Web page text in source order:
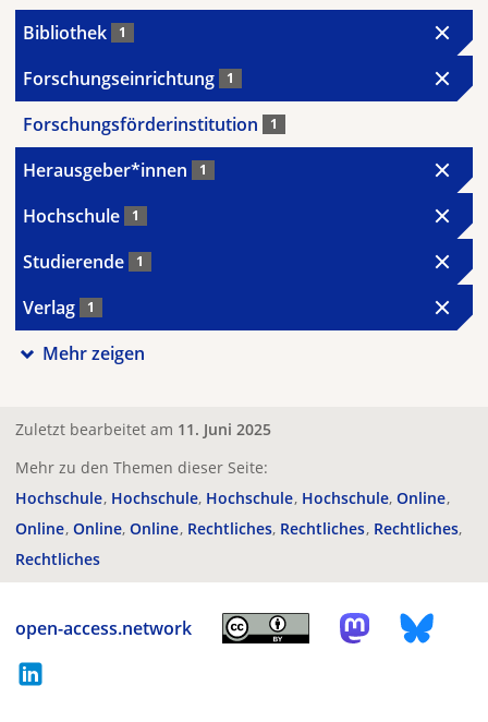
Bibliothek 1
Forschungseinrichtung 1
Forschungsförderinstitution 1
Herausgeber*innen 1
Hochschule 1
Studierende 1
Verlag 1
Mehr zeigen
Zuletzt bearbeitet am 11. Juni 2025
Mehr zu den Themen dieser Seite:
Hochschule Hochschule Hochschule Hochschule Online
Online Online Online Rechtliches Rechtliches Rechtliches
Rechtliches
open-access.network